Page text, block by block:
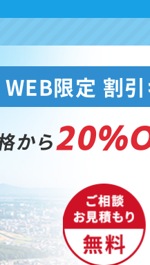
WEB限定 割
から